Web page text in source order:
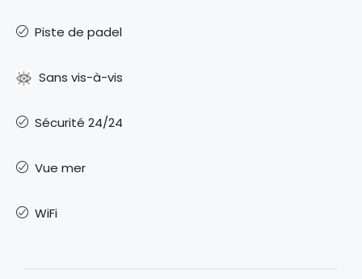
Piste de padel
Sans vis-à-vis
Sécurité 24/24
Vue mer
WiFi